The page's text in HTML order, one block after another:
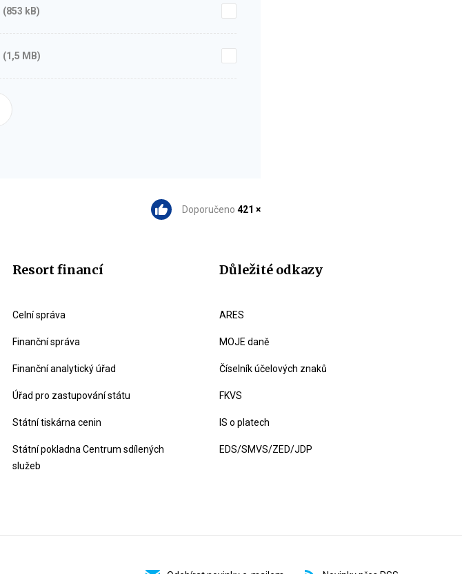
(853 kB)
(1,5 MB)
Doporučeno 421 ×
Resort financí
Celní správa
Finanční správa
Finanční analytický úřad
Úřad pro zastupování státu
Státní tiskárna cenin
Státní pokladna Centrum sdílených
služeb
Důležité odkazy
ARES
MOJE daně
Číselník účelových znaků
FKVS
IS o platech
EDS/SMVS/ZED/JDP